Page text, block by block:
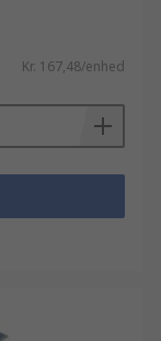
Kr. 167,48/enhed